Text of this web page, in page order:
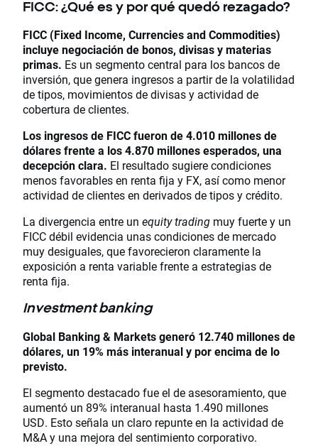
FICC: ¿Qué es y por qué quedó rezagado?
FICC (Fixed Income, Currencies and Commodities)
incluye negociación de bonos, divisas y materias
primas. Es un segmento central para los bancos de
inversión, que genera ingresos a partir de la volatilidad
de tipos, movimientos de divisas y actividad de
cobertura de clientes.
Los ingresos de FICC fueron de 4.010 millones de
dólaresfrente a los 4.870 millones esperados, una
decepción clara. El resultado sugiere condiciones
menos favorables en renta fija y FX, así como menor
actividad de clientes en derivados de tipos y crédito.
La divergencia entre un equity trading muy fuerte y un
FICC débil evidencia unas condiciones de mercado
muy desiguales, que favorecieron claramente la
exposición a renta variable frente a estrategias de
renta fija.
Investment banking
Global Banking & Markets generó 12.740 millones de
dólares, un 19% más interanual y por encima de lo
previsto.
El segmento destacado fue el de asesoramiento, que
aumentó un 89% interanual hasta 1.490 millones
USD. Esto señala un claro repunte en la actividad de
M&A y una mejora del sentimiento corporativo.